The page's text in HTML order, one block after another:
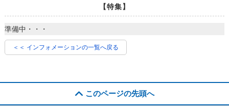
【特集】
準備中・・・
＜＜ インフォメーションの一覧へ戻る
このページの先頭へ